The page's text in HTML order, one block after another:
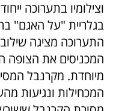
וצילומיו בתערוכה
בגלריית "על האגם"
התערוכה מציגה שילוב
המכניסים את הצופה
מיוחדת. מקרנבל
המכחילות ונגיעות